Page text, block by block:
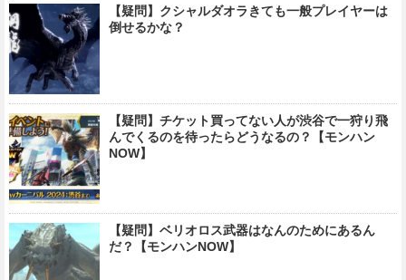
【疑問】クシャルダオラきても一般プレイヤーは
倒せるかな？
【疑問】チケット買ってない人が渋谷で一狩り飛
んでくるのを待ったらどうなるの？【モンハン
NOW】
【疑問】ベリオロス武器はなんのためにあるん
だ？【モンハンNOW】